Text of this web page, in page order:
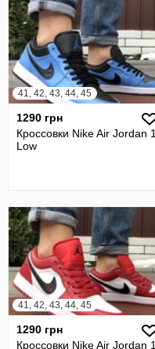
41, 42, 43, 44, 45
1290 грн
Кроссовки Nike Air Jordan 1
Low
41, 42, 43, 44, 45
1290 грн
Кроссовки Nike Air Jordan 1